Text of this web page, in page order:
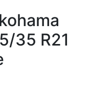
35 R21